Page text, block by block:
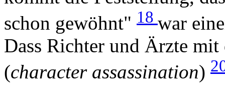
schon gewöhnt" 18 war
Dass Richter und Ärzte
(character assassination)